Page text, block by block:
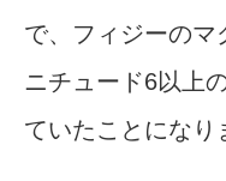
で、フィジーの
ニチュード6以上
ていたことになり